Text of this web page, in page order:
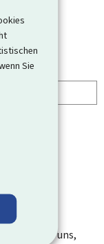
Sie
helfen Sie uns,